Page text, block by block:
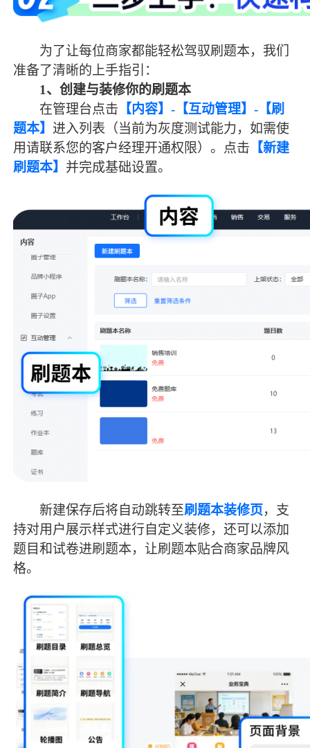
为了让每位商家都能轻松驾驭刷题本，我们
准备了清晰的上手指引：
1、创建与装修你的刷题本
在管理台点击 【内容】-【互动管理】-【刷
题本】 进入列表 （当前为灰度测试能力，如需使
用请联系您的客户经理开通权限）。 点击 【新建
刷题本】 并完成基础设置。
新建保存后将自动跳转至刷题本装修页，支
持对用户展示样式进行自定义装修，还可以添加
题目和试卷进刷题本，让刷题本贴合商家品牌风
格。